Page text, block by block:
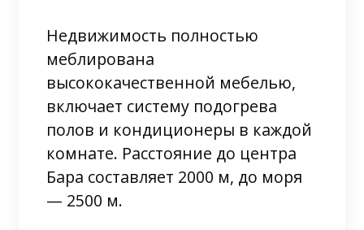
Недвижимость полностью
меблирована
высококачественной мебелью,
включает систему подогрева
полов и кондиционеры в каждой
комнате. Расстояние до центра
Бара составляет 2000 м, до моря
— 2500 м.